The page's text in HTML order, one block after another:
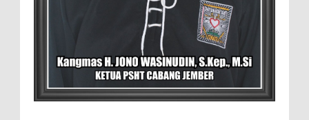
BLORA - Menteri Koordinator Bidang
Pangan RI Zulkifli Hasan menegaskan bahwa Satuan
Pelayanan Pemenuhan Gizi (SPPG) pelaksana Program